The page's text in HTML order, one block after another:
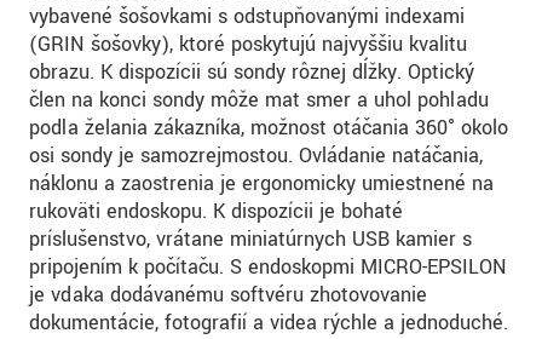
vybavené šošovkami s odstupňovanými indexami
(GRIN šošovky), ktoré poskytujú najvyššiu kvalitu
obrazu. K dispozícii sú sondy rôznej dĺžky. Optický
člen na konci sondy môže mať smer a uhol pohľadu
podľa želania zákazníka, možnosť otáčania 360° okolo
osi sondy je samozrejmosťou. Ovládanie natáčania,
náklonu a zaostrenia je ergonomicky umiestnené na
rukoväti endoskopu. K dispozícii je bohaté
príslušenstvo, vrátane miniatúrnych USB kamier s
pripojením k počítaču. S endoskopmi MICRO-EPSILON
je vďaka dodávanému softvéru zhotovovanie
dokumentácie, fotografií a videa rýchle a jednoduché.